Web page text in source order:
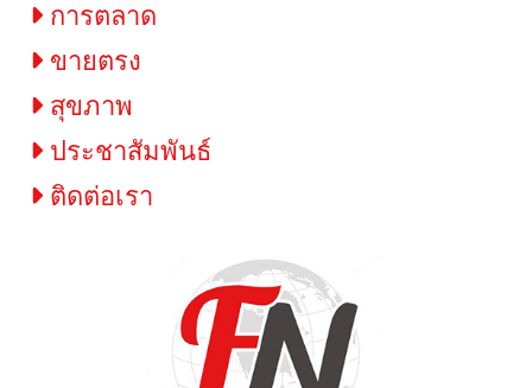
การตลาด
ขายตรง
สุขภาพ
ประชาสัมพันธ์
ติดต่อเรา